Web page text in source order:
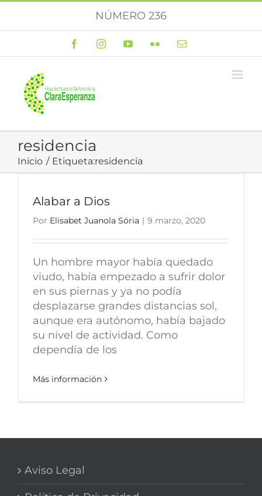
NÚMERO 236
FacebookInstagramYouTubeFlickr Correo
residencia
Inicio Etiqueta:residencia
Alabar a Dios
Por Elisabet Juanola Sória | 9 marzo, 2020
Un hombre mayor había quedado
viudo, había empezado a sufrir dolor
en sus piernas y ya no podía
desplazarse grandes distancias sol,
aunque era autónomo, había bajado
su nivel de actividad. Como
dependía de los
Más información
Aviso Legal